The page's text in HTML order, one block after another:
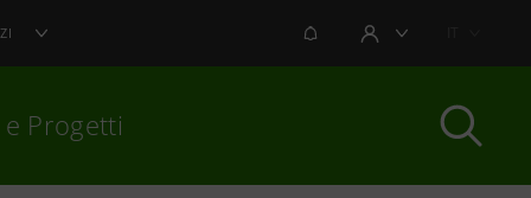
NOTIFICHEAREA UTENTE
e Progetti